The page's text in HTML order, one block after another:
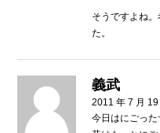
そうですよね
た。
義武
2011 年 7 月 19
今日はにごった